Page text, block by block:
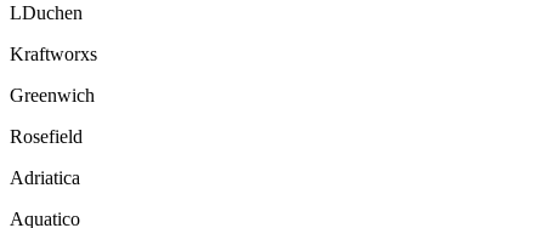
LDuchen
Kraftworxs
Greenwich
Rosefield
Adriatica
Aquatico